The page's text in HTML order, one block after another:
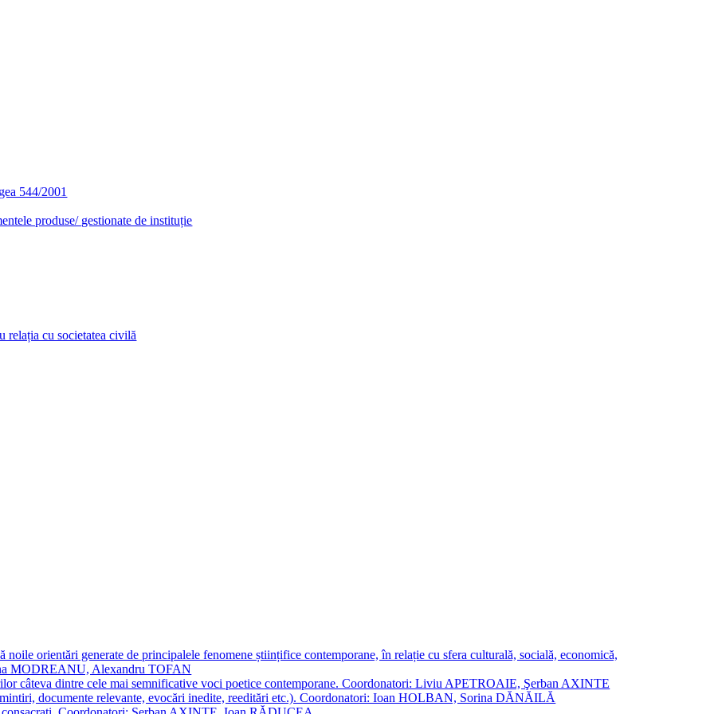
544/2001
produse/ gestionate de instituție
relația cu societatea civilă
noile orientări generate de principalele fenomene științifice contemporane, în relație cu sfera culturală, socială, economică,
MODREANU, Alexandru TOFAN
câteva dintre cele mai semnificative voci poetice contemporane. Coordonatori: Liviu APETROAIE, Şerban AXINTE
documente relevante, evocări inedite, reeditări etc.). Coordonatori: Ioan HOLBAN, Sorina DĂNĂILĂ